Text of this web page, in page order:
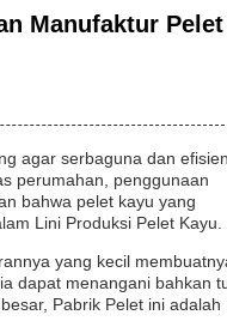
Manufaktur Pelet
agar serbaguna dan efisien,
perumahan, penggunaan
bahwa pelet kayu yang
Lini Produksi Pelet Kayu.
yang kecil
dapat menangani bahkan
Pabrik Pelet ini adalah